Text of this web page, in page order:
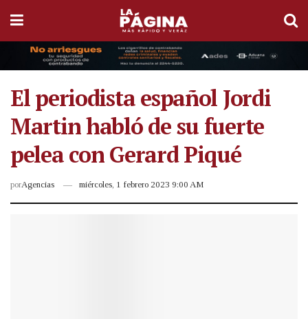
El periodista español Jordi
Martin habló de su fuerte
pelea con Gerard Piqué
porAgencias miércoles, 1 febrero 2023 9:00 AM